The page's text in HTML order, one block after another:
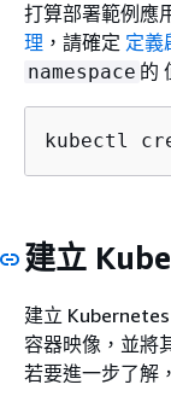
打算部署範例應
理 ，請確定 定義
namespace 的
kubectl
建立
建立
容器映像，並將
若要進一步了解